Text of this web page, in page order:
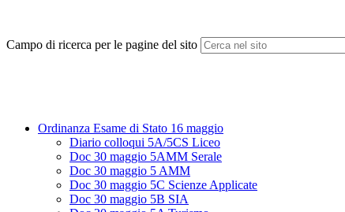
Campo di ricerca per le pagine del sito
Ordinanza Esame di Stato 16 maggio
Diario colloqui 5A/5CS Liceo
Doc 30 maggio 5AMM Serale
Doc 30 maggio 5 AMM
Doc 30 maggio 5C Scienze Applicate
Doc 30 maggio 5B SIA